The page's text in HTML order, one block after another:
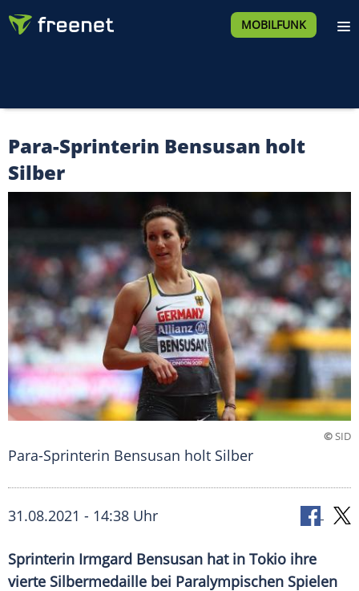
MOBILFUNK
Para-Sprinterin Bensusan holt
Silber
©SID
Para-Sprinterin Bensusan holt Silber
31.08.2021 - 14:38 Uhr
Sprinterin Irmgard Bensusan hat in Tokio ihre
vierte Silbermedaille bei Paralympischen Spielen